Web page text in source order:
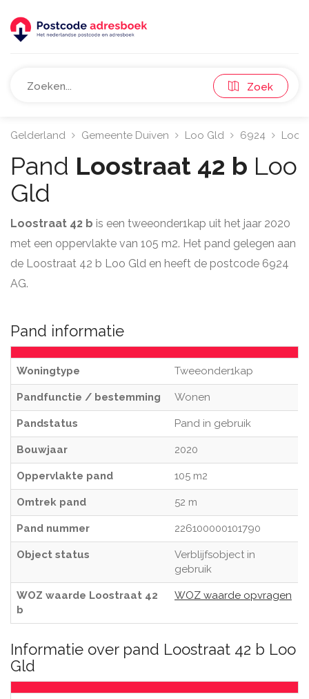
Zoek
Gelderland Gemeente Duiven Loo Gld 6924
Pand Loostraat 42 b Loo
Gld
Loostraat 42 b is een tweeonder1kap uit het jaar 2020
met een oppervlakte van 105 m2. Het pand gelegen aan
de Loostraat 42 b Loo Gld en heeft de postcode 6924
AG.
Pand informatie
Woningtype Tweeonder1kap
Pandfunctie / bestemming Wonen
Pandstatus Pand in gebruik
Bouwjaar 2020
Oppervlakte pand 105 m2
Omtrek pand 52 m
Pand nummer 226100000101790
Object status
Verblijfsobject in
gebruik
WOZ waarde Loostraat 42
b
WOZ waarde opvragen
Informatie over pand Loostraat 42 b Loo
Gld